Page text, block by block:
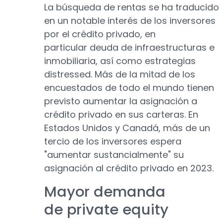
La búsqueda de rentas se ha traducido
en un notable interés de los inversores
por el crédito privado, en
particular deuda de infraestructuras e
inmobiliaria, así como estrategias
distressed. Más de la mitad de los
encuestados de todo el mundo tienen
previsto aumentar la asignación a
crédito privado en sus carteras. En
Estados Unidos y Canadá, más de un
tercio de los inversores espera
"aumentar sustancialmente" su
asignación al crédito privado en 2023.
Mayor demanda
de private equity